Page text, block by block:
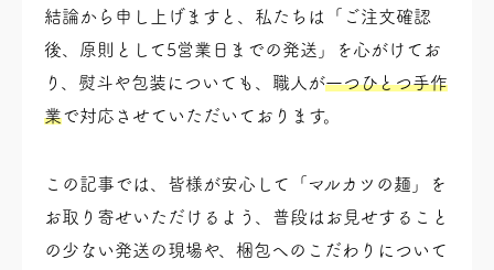
結論から申し上げますと、私たちは「ご注文確認
後、原則として5営業日までの発送」を心がけてお
り、熨斗や包装についても、職人が一つひとつ手作
業で対応させていただいております。
この記事では、皆様が安心して「マルカツの麺」を
お取り寄せいただけるよう、普段はお見せすること
の少ない発送の現場や、梱包へのこだわりについて